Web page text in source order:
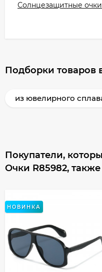
Солнцезащитные очки
Подборки товаров
из ювелирного
Покупатели,
Очки R85982,
НОВИНКА